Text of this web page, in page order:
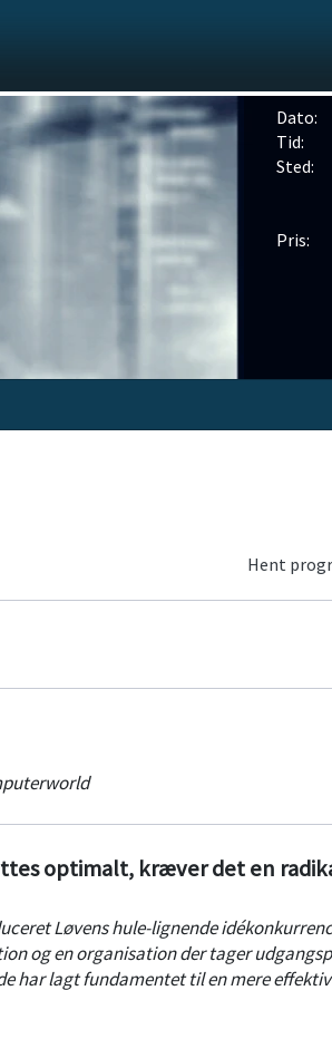
Dato:
Tid:
Sted:
Pris:
Hent
optimalt, kræver det en
Løvens hule-lignende
og en organisation der tager
har lagt fundamentet til en mere